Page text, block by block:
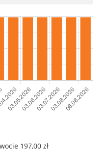
197,00 zł